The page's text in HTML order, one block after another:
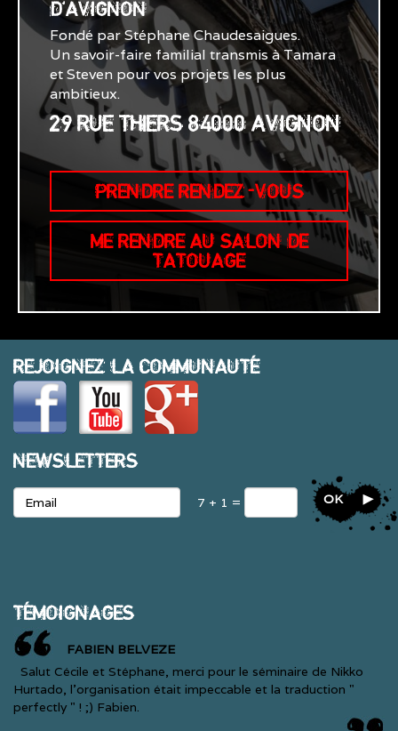
D'AVIGNON
Fondé par Stéphane Chaudesaigues.
Un savoir-faire familial transmis à Tamara
et Steven pour vos projets les plus
ambitieux.
29 RUE THIERS 84000 AVIGNON
PRENDRE RENDEZ-VOUS
ME RENDRE AU SALON DE
TATOUAGE
REJOIGNEZ LA COMMUNAUTÉ
NEWSLETTERS
7 + 1 = OK
TÉMOIGNAGES
FABIEN BELVEZE
Salut Cécile et Stéphane, merci pour le séminaire de Nikko
Hurtado, l'organisation était impeccable et la traduction "
perfectly " ! ;) Fabien.